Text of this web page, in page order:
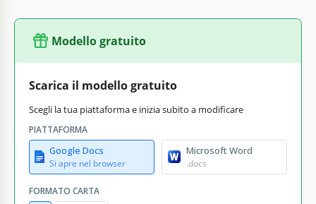
Modello gratuito
Scarica il modello gratuito
Scegli la tua piattaforma e inizia subito a modificare
PIATTAFORMA
Google Docs
Si apre nel browser
Microsoft Word
.docs
FORMATO CARTA